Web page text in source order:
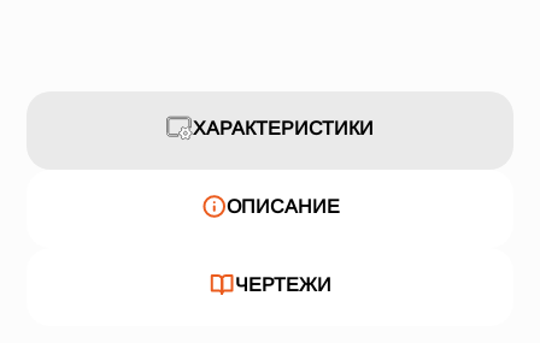
ХАРАКТЕРИСТИКИ
ОПИСАНИЕ
ЧЕРТЕЖИ